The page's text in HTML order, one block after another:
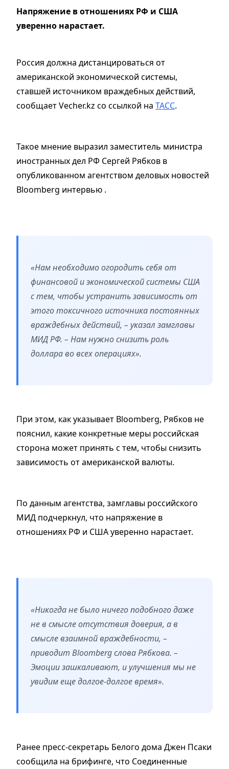
Напряжение в отношениях РФ и США
уверенно нарастает.
Россия должна дистанцироваться от
американской экономической системы,
ставшей источником враждебных действий,
сообщает Vecher.kz со ссылкой на ТАСС.
Такое мнение выразил заместитель министра
иностранных дел РФ Сергей Рябков в
опубликованном агентством деловых новостей
Bloomberg интервью .
«Нам необходимо огородить себя от
финансовой и экономической системы США
с тем, чтобы устранить зависимость от
этого токсичного источника постоянных
враждебных действий, – указал замглавы
МИД РФ. – Нам нужно снизить роль
доллара во всех операциях».
При этом, как указывает Bloomberg, Рябков не
пояснил, какие конкретные меры российская
сторона может принять с тем, чтобы снизить
зависимость от американской валюты.
По данным агентства, замглавы российского
МИД подчеркнул, что напряжение в
отношениях РФ и США уверенно нарастает.
«Никогда не было ничего подобного даже
не в смысле отсутствия доверия, а в
смысле взаимной враждебности, –
приводит Bloomberg слова Рябкова. –
Эмоции зашкаливают, и улучшения мы не
увидим еще долгое-долгое время».
Ранее пресс-секретарь Белого дома Джен Псаки
сообщила на брифинге, что Соединенные